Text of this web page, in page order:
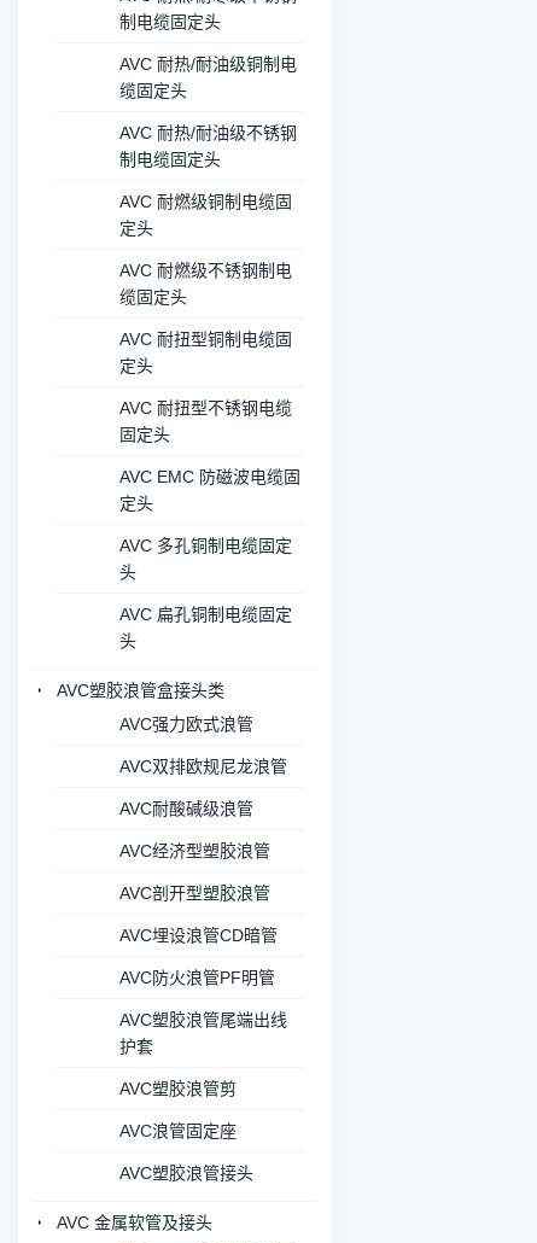
制电缆固定头
AVC 耐热/耐油级铜制电
缆固定头
AVC 耐热/耐油级不锈钢
制电缆固定头
AVC 耐燃级铜制电缆固
定头
AVC 耐燃级不锈钢制电
缆固定头
AVC 耐扭型铜制电缆固
定头
AVC 耐扭型不锈钢电缆
固定头
AVC EMC 防磁波电缆固
定头
AVC 多孔铜制电缆固定
头
AVC 扁孔铜制电缆固定
头
AVC塑胶浪管盒接头类
AVC强力欧式浪管
AVC双排欧规尼龙浪管
AVC耐酸碱级浪管
AVC经济型塑胶浪管
AVC剖开型塑胶浪管
AVC埋设浪管CD暗管
AVC防火浪管PF明管
AVC塑胶浪管尾端出线
护套
AVC塑胶浪管剪
AVC浪管固定座
AVC塑胶浪管接头
AVC 金属软管及接头